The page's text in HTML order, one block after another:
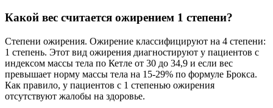
Какой вес считается ожирением 1 степени?
Степени ожирения. Ожирение классифицируют на 4 степени:
1 степень. Этот вид ожирения диагностируют у пациентов с
индексом массы тела по Кетле от 30 до 34,9 и если вес
превышает норму массы тела на 15-29% по формуле Брокса.
Как правило, у пациентов с 1 степенью ожирения
отсутствуют жалобы на здоровье.